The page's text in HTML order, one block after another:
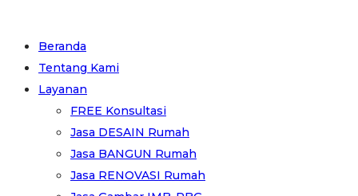
Beranda
Tentang Kami
Layanan
FREE Konsultasi
Jasa DESAIN Rumah
Jasa BANGUN Rumah
Jasa RENOVASI Rumah